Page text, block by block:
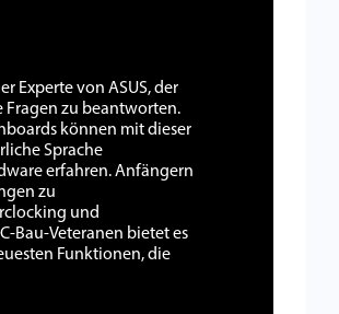
Experte von ASUS, der
Fragen zu beantworten.
können mit dieser
Sprache
erfahren. Anfängern
zu
und
Bau-Veteranen bietet es
Funktionen, die